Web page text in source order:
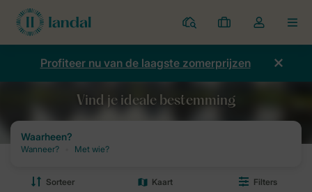
Parken
Mijn
boekingen
Open
de
dropdown
Profiteer nu van de laagste zomerprijzen